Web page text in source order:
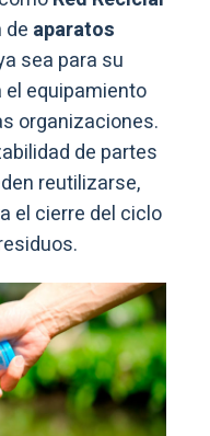
de aparatos
sea para su
equipamiento
organizaciones.
de partes
reutilizarse,
el cierre del ciclo